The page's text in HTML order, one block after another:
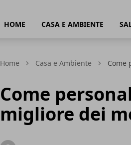
HOME CASA E AMBIENTE
Home Casa e Ambiente Come
Come
migliore dei